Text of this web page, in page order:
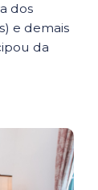
dos
e demais
da